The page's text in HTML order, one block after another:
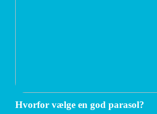
Hvorfor vælge en god parasol?